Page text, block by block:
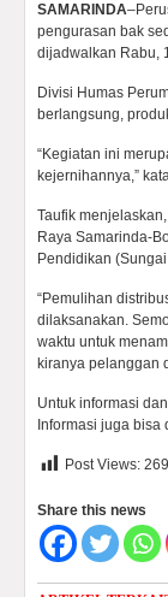
SAMARINDA
pengurasan bak
dijadwalkan Rabu,
Divisi Humas
berlangsung,
“Kegiatan ini
kejernihannya,”
Taufik
Raya Samarinda-
Pendidikan
“Pemulihan
dilaksanakan.
waktu untuk
kiranya pelanggan
Untuk informasi
Informasi juga
Post Views: 269
Share this news